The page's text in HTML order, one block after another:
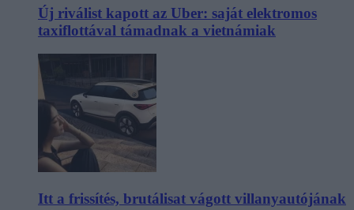
Új riválist kapott az Uber: saját elektromos
taxiflottával támadnak a vietnámiak
Itt a frissítés, brutálisat vágott villanyautójának